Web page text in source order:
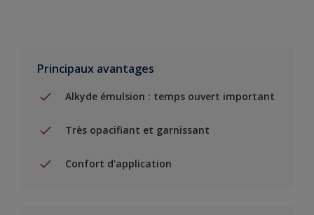
Principaux avantages
Alkyde émulsion : temps ouvert important
Très opacifiant et garnissant
Confort d'application